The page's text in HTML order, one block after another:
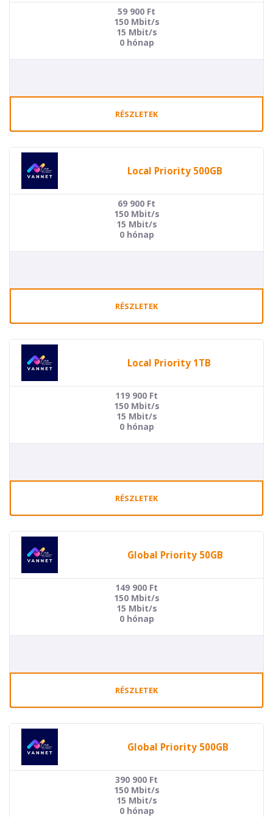
59 900 Ft
150 Mbit/s
15 Mbit/s
0 hónap
RÉSZLETEK
Local Priority 500GB
69 900 Ft
150 Mbit/s
15 Mbit/s
0 hónap
RÉSZLETEK
Local Priority 1TB
119 900 Ft
150 Mbit/s
15 Mbit/s
0 hónap
RÉSZLETEK
Global Priority 50GB
149 900 Ft
150 Mbit/s
15 Mbit/s
0 hónap
RÉSZLETEK
Global Priority 500GB
390 900 Ft
150 Mbit/s
15 Mbit/s
0 hónap